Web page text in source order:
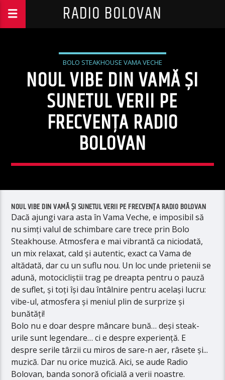
RADIO BOLOVAN
BOLO STEAKHOUSE VAMA VECHE
NOUL VIBE DIN VAMĂ ȘI
SUNETUL VERII PE
FRECVENȚA RADIO
BOLOVAN
NOUL VIBE DIN VAMĂ ȘI SUNETUL VERII PE FRECVENȚA RADIO BOLOVAN
Dacă ajungi vara asta în Vama Veche, e imposibil să
nu simți valul de schimbare care trece prin Bolo
Steakhouse. Atmosfera e mai vibrantă ca niciodată,
un mix relaxat, cald și autentic, exact ca Vama de
altădată, dar cu un suflu nou. Un loc unde prietenii se
adună, motocicliștii trag pe dreapta pentru o pauză
de suflet, și toți își dau întâlnire pentru același lucru:
vibe-ul, atmosfera și meniul plin de surprize și
bunătăți!
Bolo nu e doar despre mâncare bună… deși steak-
urile sunt legendare… ci e despre experiență. E
despre serile târzii cu miros de sare-n aer, râsete și...
muzică. Dar nu orice muzică. Aici, se aude Radio
Bolovan, banda sonoră oficială a verii noastre.